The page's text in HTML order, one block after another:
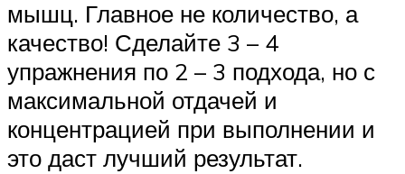
мышц. Главное не количество, а
качество! Сделайте 3 – 4
упражнения по 2 – 3 подхода, но с
максимальной отдачей и
концентрацией при выполнении и
это даст лучший результат.